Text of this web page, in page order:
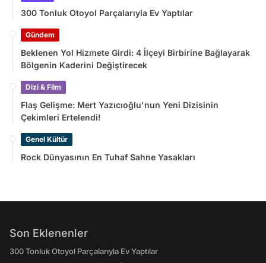
300 Tonluk Otoyol Parçalarıyla Ev Yaptılar
Gündem
Beklenen Yol Hizmete Girdi: 4 İlçeyi Birbirine Bağlayarak
Bölgenin Kaderini Değiştirecek
Dizi & Film
Flaş Gelişme: Mert Yazıcıoğlu'nun Yeni Dizisinin
Çekimleri Ertelendi!
Genel Kültür
Rock Dünyasının En Tuhaf Sahne Yasakları
Son Eklenenler
300 Tonluk Otoyol Parçalarıyla Ev Yaptılar